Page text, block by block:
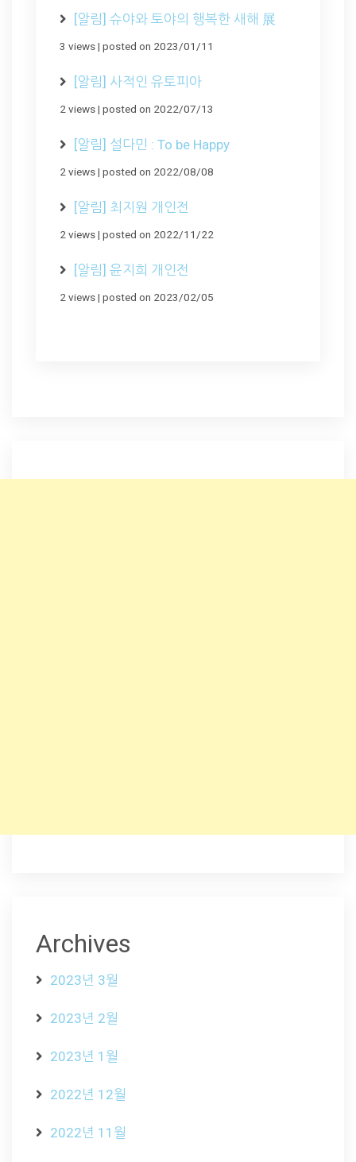
[알림] 슈야와 토야의 행복한 새해 展
3 views| posted on 2023/01/11
[알림] 사적인 유토피아
2 views| posted on 2022/07/13
[알림] 설다민 : To be Happy
2 views| posted on 2022/08/08
[알림] 최지원 개인전
2 views| posted on 2022/11/22
[알림] 윤지희 개인전
2 views| posted on 2023/02/05
Archives
2023년 3월
2023년 2월
2023년 1월
2022년 12월
2022년 11월